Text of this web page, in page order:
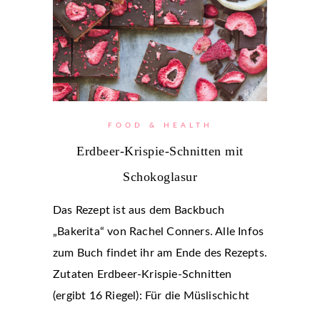
FOOD & HEALTH
Erdbeer-Krispie-Schnitten mit
Schokoglasur
Das Rezept ist aus dem Backbuch
„Bakerita“ von Rachel Conners. Alle Infos
zum Buch findet ihr am Ende des Rezepts.
Zutaten Erdbeer-Krispie-Schnitten
(ergibt 16 Riegel): Für die Müslischicht